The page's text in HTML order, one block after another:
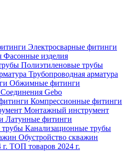
Электросварные фитинги
Фасонные изделия
Полиэтиленовые трубы
Трубопроводная арматура
Обжимные фитинги
Соединения Gebo
Компрессионные фитинги
Монтажный инструмент
Латунные фитинги
Канализационные трубы
Обустройство скважин
ТОП товаров 2024 г.